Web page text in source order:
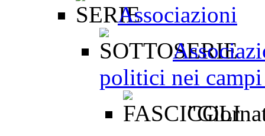
Associazioni
politici nei